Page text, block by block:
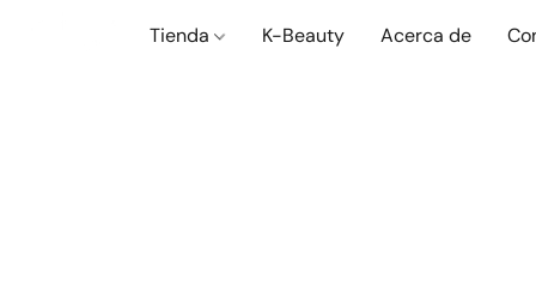
Tienda K-Beauty Acerca de